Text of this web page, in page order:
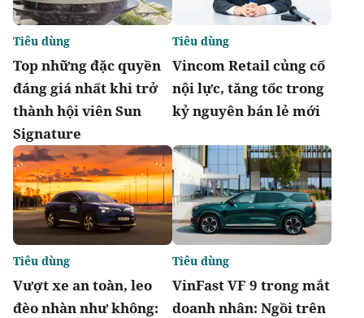
Top những đặc quyền
đáng giá nhất khi trở
thành hội viên Sun
Signature
Tiêu dùng
Vincom Retail củng cố
nội lực, tăng tốc trong
kỷ nguyên bán lẻ mới
Tiêu dùng
Vượt xe an toàn, leo
đèo nhàn như không:
Tiêu dùng
VinFast VF 9 trong mắt
doanh nhân: Ngồi trên
Tiêu dùng